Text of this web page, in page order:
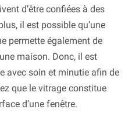
d’être confiées à des
il est possible qu’une
permette également de
maison. Donc, il est
avec soin et minutie afin de
que le vitrage constitue
d’une fenêtre.